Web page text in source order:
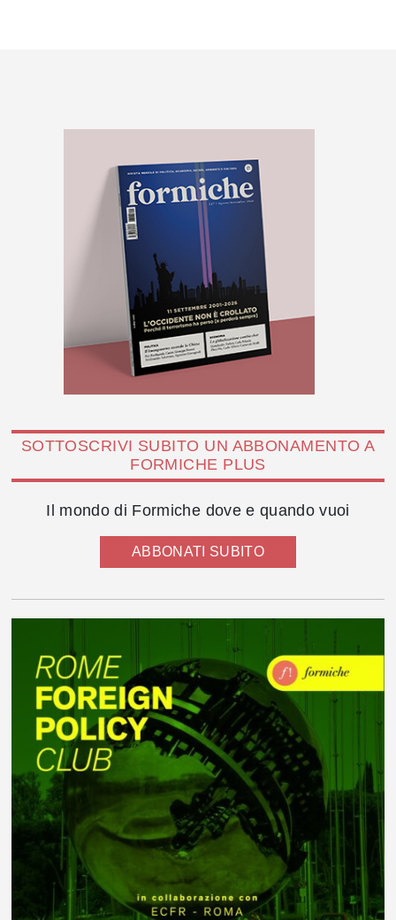
SOTTOSCRIVI SUBITO UN ABBONAMENTO A
FORMICHE PLUS
Il mondo di Formiche dove e quando vuoi
ABBONATI SUBITO